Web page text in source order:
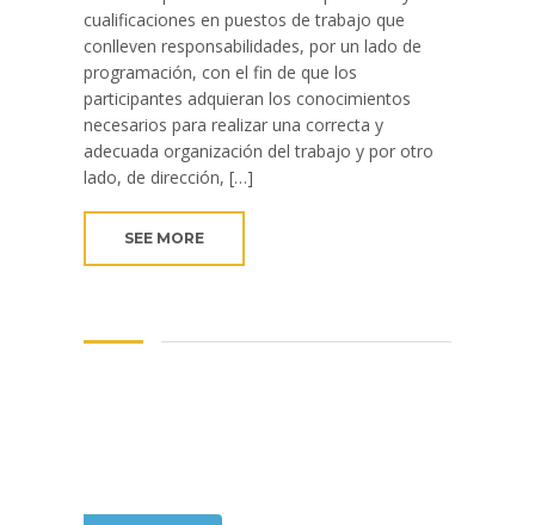
cualificaciones en puestos de trabajo que
conlleven responsabilidades, por un lado de
programación, con el fin de que los
participantes adquieran los conocimientos
necesarios para realizar una correcta y
adecuada organización del trabajo y por otro
lado, de dirección, […]
SEE MORE